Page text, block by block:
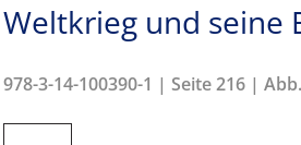
Weltkrieg und seine
978-3-14-100390-1 | Seite 216 |